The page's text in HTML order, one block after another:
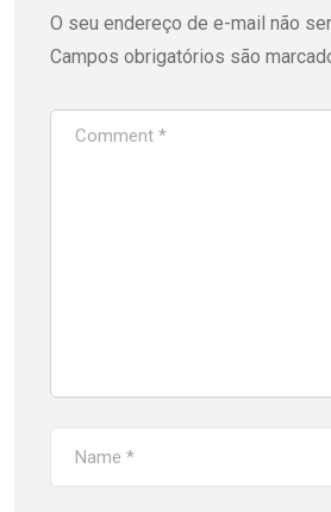
O seu endereço de e-mail não
Campos obrigatórios são